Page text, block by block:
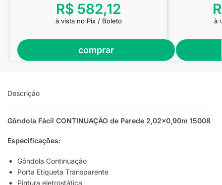
comprar
R$ 582,12
à vista no Pix / Boleto à
Descrição
Gôndola Fácil CONTINUAÇÃO de Parede 2,02×0,90m 15008
Especificações:
Gôndola Continuação
Porta Etiqueta Transparente
Pintura eletrostática